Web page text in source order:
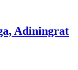
Adiningrat